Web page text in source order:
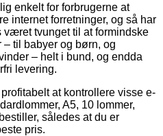
enkelt for forbrugerne at
internet forretninger, og så har
været tvunget til at formindske
til babyer og børn, og
– helt i bund, og endda
levering.
at kontrollere visse e-
A5, 10 lommer,
således at du er
pris.